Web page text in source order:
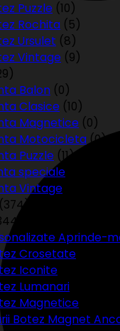
Puzzle (10)
Rochita (5)
Ursulet (8)
Vintage (9)
Balon (0)
Clasice (10)
Magnetice (0)
Motocicleta (0)
Puzzle (11)
speciale
Vintage
(374)
Aprinde-
Crosetate
Iconite
Lumanari
Magnetice
Botez Magnet